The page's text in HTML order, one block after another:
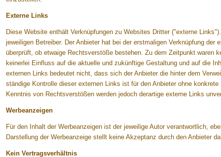
Externe Links
Diese Website enthält Verknüpfungen zu Websites Dritter ("externe
jeweiligen Betreiber. Der Anbieter hat bei der erstmaligen Verknüpfung der
überprüft, ob etwaige Rechtsverstöße bestehen. Zu dem Zeitpunkt waren
keinerlei Einfluss auf die aktuelle und zukünftige Gestaltung und auf die
externen Links bedeutet nicht, dass sich der Anbieter die hinter dem
ständige Kontrolle dieser externen Links ist für den Anbieter ohne
Kenntnis von Rechtsverstößen werden jedoch derartige externe Links
Werbeanzeigen
Für den Inhalt der Werbeanzeigen ist der jeweilige Autor verantwortlich,
Darstellung der Werbeanzeige stellt keine Akzeptanz durch den Anbieter
Kein Vertragsverhältnis